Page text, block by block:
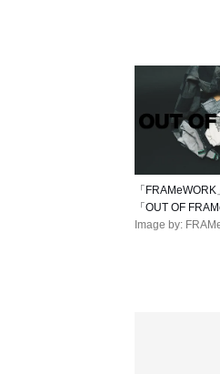
「
「OUT OF
Image by: